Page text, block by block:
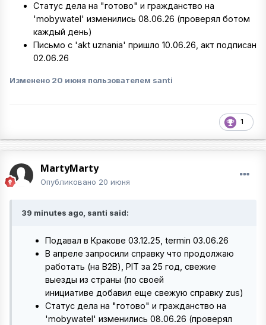
Статус дела на "готово" и гражданство на
'mobywatel' изменились 08.06.26 (проверял ботом
каждый день)
Письмо с 'akt uznania' пришло 10.06.26, акт подписан
02.06.26
Изменено 20 июня пользователем santi
1
MartyMarty
Опубликовано 20 июня
39 minutes ago, santi said:
Подавал в Кракове 03.12.25, termin 03.06.26
В апреле запросили справку что продолжаю
работать (на B2B), PIT за 25 год, свежие
выезды из страны (по своей
инициативе добавил еще свежую справку zus)
Статус дела на "готово" и гражданство на
'mobywatel' изменились 08.06.26 (проверял